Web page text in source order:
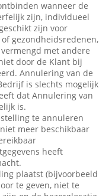
wanneer de
zijn, individueel
zijn voor
gezondheidsredenen,
met andere
door de Klant bij
Annulering van de
is slechts mogelijk
dat Annulering van
is.
te annuleren
meer beschikbaar
heeft
plaatst (bijvoorbeeld
te geven, niet te